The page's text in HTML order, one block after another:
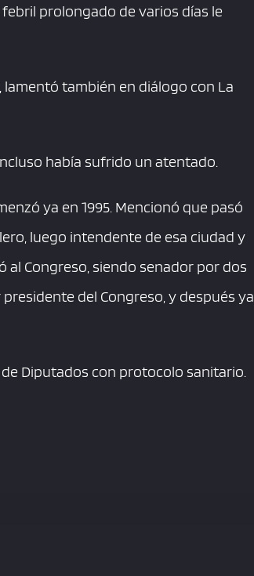
prolongado de varios días le
también en diálogo con La
había sufrido un atentado.
ya en 1995. Mencionó que pasó
luego intendente de esa ciudad y
Congreso, siendo senador por dos
del Congreso, y después ya
Diputados con protocolo sanitario.